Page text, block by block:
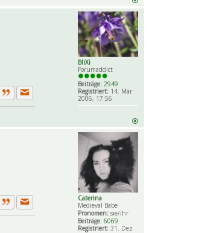
BliXi
Forumaddict
Beiträge: 2949
Registriert: 14. Mär
2006, 17:56
ZitatPrivate Nachricht senden
Caterina
Medieval Babe
Pronomen: sie/ihr
Beiträge: 6069
Registriert: 31. Dez
ZitatPrivate Nachricht senden